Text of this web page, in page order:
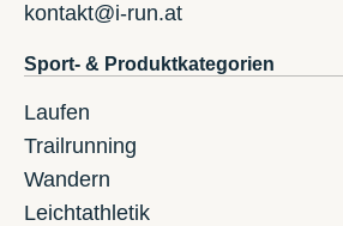
kontakt@i-run.at
Sport- & Produktkategorien
Laufen
Trailrunning
Wandern
Leichtathletik